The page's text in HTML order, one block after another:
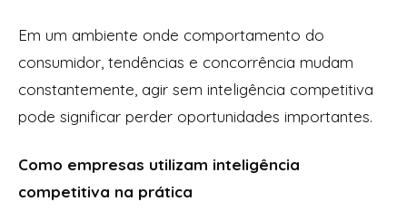
Em um ambiente onde comportamento do
consumidor, tendências e concorrência mudam
constantemente, agir sem inteligência competitiva
pode significar perder oportunidades importantes.
Como empresas utilizam inteligência
competitiva na prática